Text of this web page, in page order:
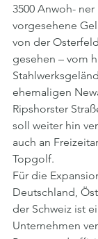
3500 Anwoh-
vorgesehene
von der
gesehen – vom
ehemaligen
Ripshorster
soll weiter hin
auch an
Topgolf.
Für die
Deutschland,
der Schweiz ist
Unternehmen